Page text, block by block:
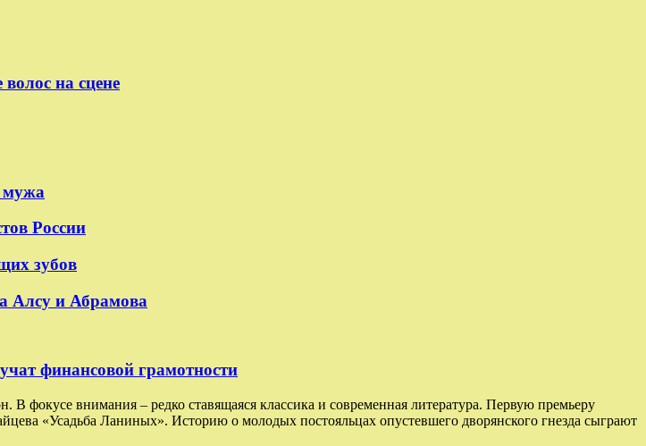
на сцене
мужа
России
зубов
Алсу и Абрамова
финансовой грамотности
фокусе внимания – редко ставящаяся классика и современная литература. Первую премьеру
«Усадьба Ланиных». Историю о молодых постояльцах опустевшего дворянского гнезда сыграют